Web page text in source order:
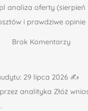
analiza oferty (sierpień
i prawdziwe opinie
Brak Komentarzy
29 lipca 2026 ✍️
analityka Złóż